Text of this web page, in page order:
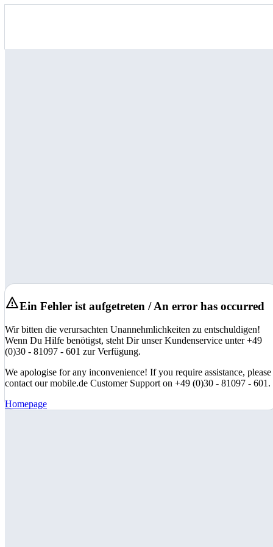
Ein Fehler ist aufgetreten / An error has occurred
Wir bitten die verursachten Unannehmlichkeiten zu entschuldigen!
Wenn Du Hilfe benötigst, steht Dir unser Kundenservice unter +49
(0)30 - 81097 - 601 zur Verfügung.
We apologise for any inconvenience! If you require assistance, please
contact our mobile.de Customer Support on +49 (0)30 - 81097 - 601.
Homepage